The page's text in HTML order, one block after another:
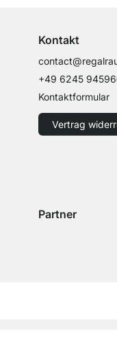
Kontakt
+49 6245
Kontaktformular
Vertrag
Partner